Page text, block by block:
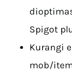
Spigot
Kurangi
mob/